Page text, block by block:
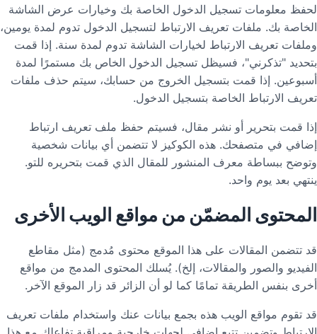
لحفظ معلومات تسجيل الدخول الخاصة بك وخيارات عرض الشاشة
الخاصة بك. ملفات تعريف الارتباط لتسجيل الدخول تدوم لمدة يومين،
وملفات تعريف الارتباط لخيارات الشاشة تدوم لمدة سنة. إذا قمت
بتحديد "تذكرني"، فسيظل تسجيل الدخول الخاص بك مستمرًا لمدة
أسبوعين. إذا قمت بتسجيل الخروج من حسابك، سيتم حذف ملفات
تعريف الارتباط الخاصة بتسجيل الدخول.
إذا قمت بتحرير أو نشر مقال، فسيتم حفظ ملف تعريف ارتباط
إضافي في متصفحك. هذه الكوكيز لا تتضمن أي بيانات شخصية
وتوضح ببساطة معرف المنشور للمقال الذي قمت بتحريره للتو.
ينتهي بعد يوم واحد.
المحتوى المضمّن من مواقع الويب الأخرى
قد تتضمن المقالات على هذا الموقع محتوى مُدمج (مثل مقاطع
الفيديو والصور والمقالات، إلخ). يُسلك المحتوى المدمج من مواقع
أخرى بنفس الطريقة تمامًا كما لو أن الزائر قد زار الموقع الآخر.
قد تقوم مواقع الويب هذه بجمع بيانات عنك واستخدام ملفات تعريف